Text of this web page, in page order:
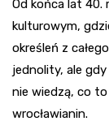
Od końca lat 40.
kulturowym,
określeń z
jednolity, ale
nie wiedzą, co
wrocławianin.